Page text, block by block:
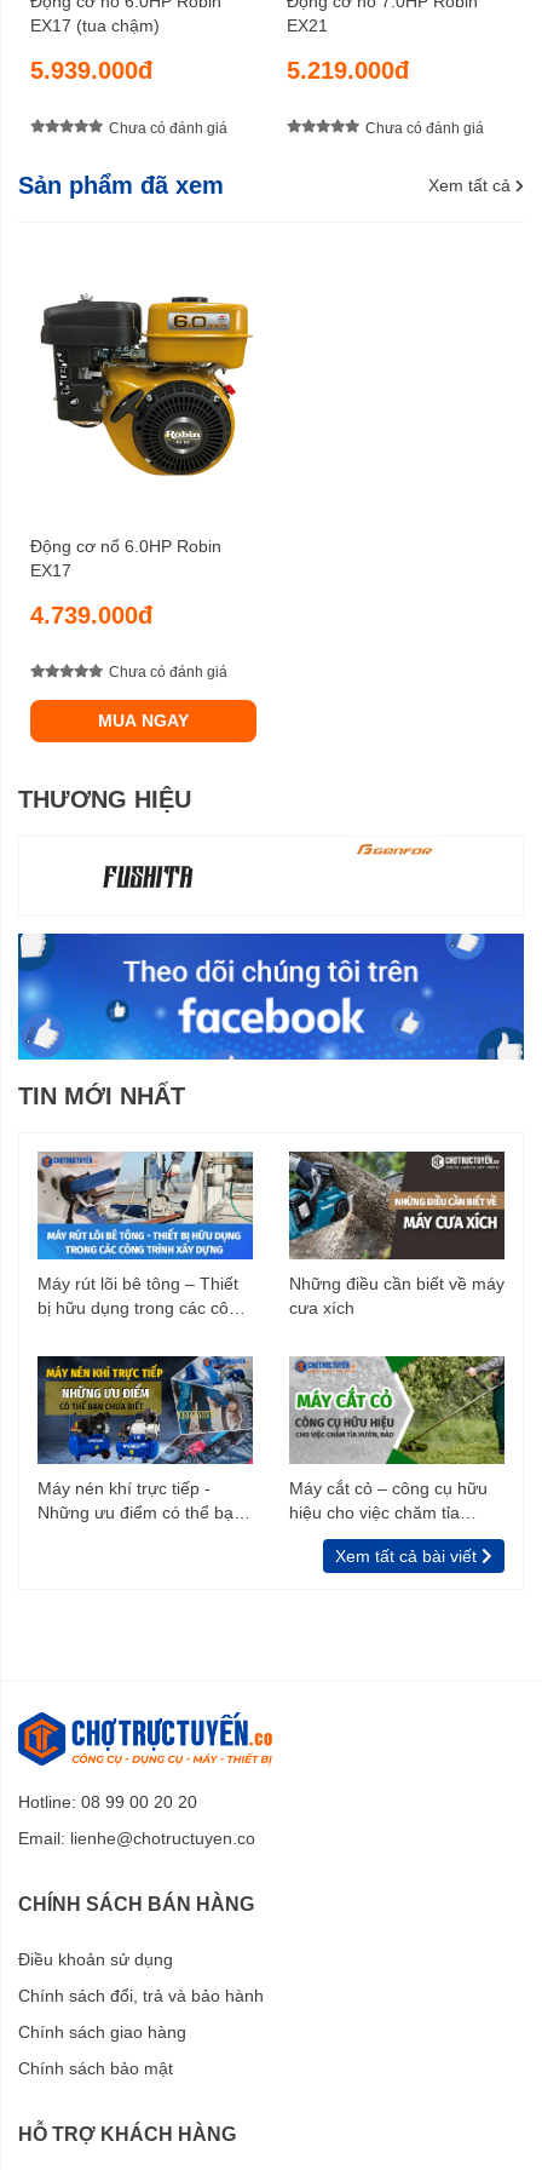
Trọng lượng cả bì 16,1 kg
Bảo hành 15 tháng
EX17 (tua chậm)
5.939.000đ
Chưa có đánh giá
EX21
5.219.000đ
Chưa có đánh giá
Sản phẩm đã xem Xem tất cả
Động cơ nổ 6.0HP Robin
EX17
4.739.000đ
Chưa có đánh giá
MUA NGAY
THƯƠNG HIỆU
TIN MỚI NHẤT
Máy rút lõi bê tông – Thiết
bị hữu dụng trong các công
Những điều cần biết về máy
cưa xích
Máy nén khí trực tiếp -
Những ưu điểm có thể bạn
Máy cắt cỏ – công cụ hữu
hiệu cho việc chăm tỉa
vườn, rào
Xem tất cả bài viết
Hotline: 08 99 00 20 20
Email: lienhe@chotructuyen.co
CHÍNH SÁCH BÁN HÀNG
Điều khoản sử dụng
Chính sách đổi, trả và bảo hành
Chính sách giao hàng
Chính sách bảo mật
HỖ TRỢ KHÁCH HÀNG